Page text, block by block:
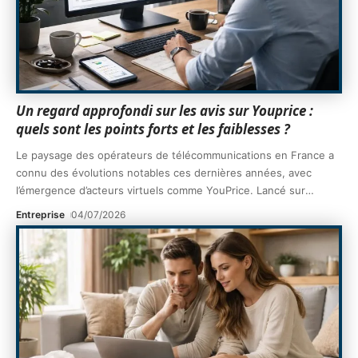
Un regard approfondi sur les avis sur Youprice :
quels sont les points forts et les faiblesses ?
Le paysage des opérateurs de télécommunications en France a
connu des évolutions notables ces dernières années, avec
l’émergence d’acteurs virtuels comme YouPrice. Lancé sur…
Entreprise 04/07/2026